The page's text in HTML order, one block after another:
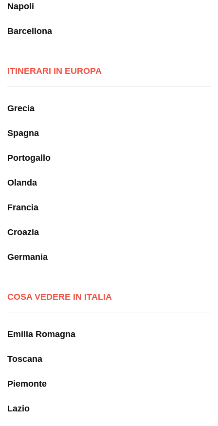
Napoli
Barcellona
ITINERARI IN EUROPA
Grecia
Spagna
Portogallo
Olanda
Francia
Croazia
Germania
COSA VEDERE IN ITALIA
Emilia Romagna
Toscana
Piemonte
Lazio